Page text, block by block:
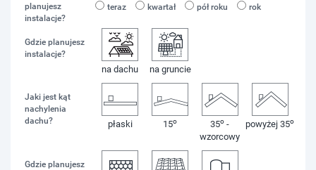
planujesz
instalacje?
teraz kwartał pół roku rok
Gdzie planujesz
instalacje?
na dachu na gruncie
Jaki jest kąt
nachylenia
dachu?
płaski 15o 35o -
wzorcowy
powyżej 35o
Gdzie planujesz